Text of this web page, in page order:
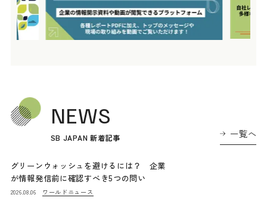
NEWS
SB JAPAN 新着記事 一覧へ
グリーンウォッシュを避けるには？ 企業
が情報発信前に確認すべき5つの問い
2026.08.06 ワールドニュース